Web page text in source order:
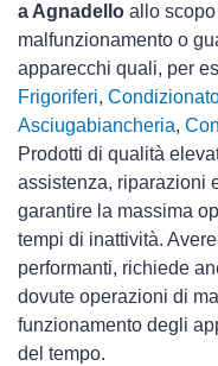
a Agnadello allo
malfunzionamento o
apparecchi quali, per
Frigoriferi,
Asciugabiancheria,
Prodotti di qualità
assistenza, riparazioni
garantire la massima
tempi di inattività.
performanti, richiede
dovute operazioni di
funzionamento degli
del tempo.